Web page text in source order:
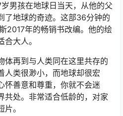
孩在地球日当天，从他的父
了地球的奇迹。这部36分钟的
2017年的畅销书改编。他的绘
大人。
再到与人类同在这里共存的
人类很渺小，而地球却很宏
怀善意和尊重，你就不会迷
共处。非常适合低龄的，对家
。